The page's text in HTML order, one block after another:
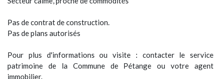
Pas de contrat de construction.
Pas de plans autorisés
Pour plus d'informations ou visite : contacter le service
patrimoine de la Commune de Pétange ou votre agent
immobilier.